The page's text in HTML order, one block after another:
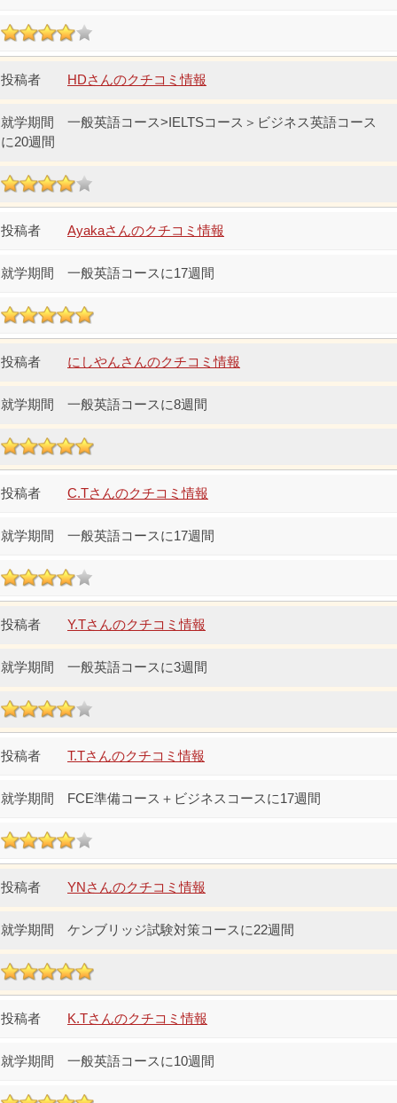
HDさんのクチコミ情報
一般英語コース>IELTSコース＞ビジネス英語コース
に20週間
Ayakaさんのクチコミ情報
一般英語コースに17週間
にしやんさんのクチコミ情報
一般英語コースに8週間
C.Tさんのクチコミ情報
一般英語コースに17週間
Y.Tさんのクチコミ情報
一般英語コースに3週間
T.Tさんのクチコミ情報
FCE準備コース＋ビジネスコースに17週間
YNさんのクチコミ情報
ケンブリッジ試験対策コースに22週間
K.Tさんのクチコミ情報
一般英語コースに10週間